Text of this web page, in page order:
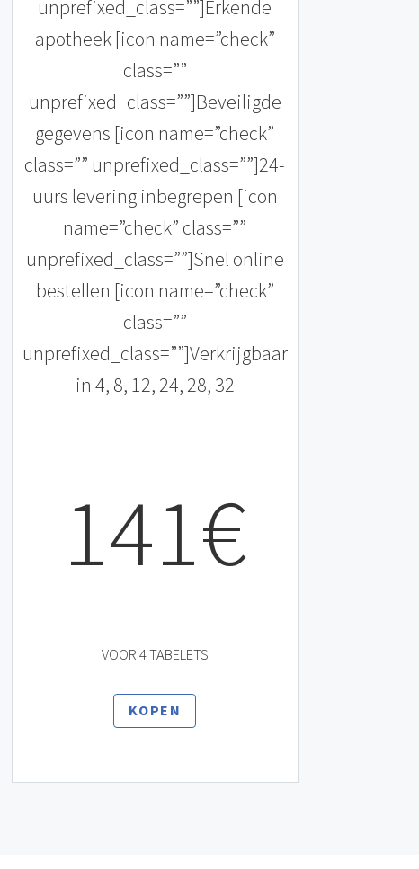
unprefixed_class=””]Erkende
apotheek [icon name=”check”
class=””
unprefixed_class=””]Beveiligde
gegevens [icon name=”check”
class=”” unprefixed_class=””]24-
uurs levering inbegrepen [icon
name=”check” class=””
unprefixed_class=””]Snel online
bestellen [icon name=”check”
class=””
unprefixed_class=””]Verkrijgbaar
in 4, 8, 12, 24, 28, 32
141€
VOOR 4 TABELETS
KOPEN